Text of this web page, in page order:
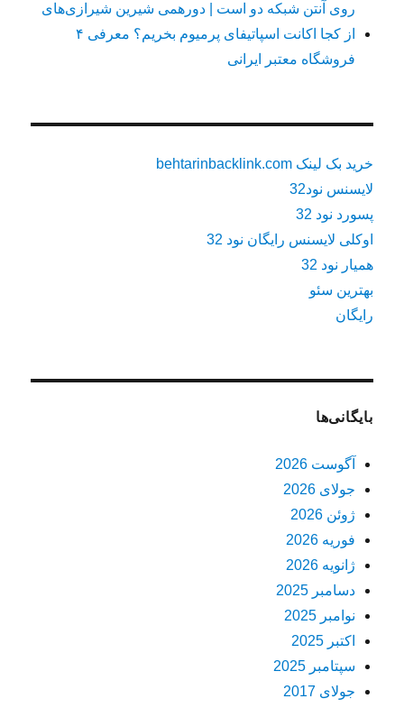
روی آنتن شبکه دو است | دورهمی شیرین شیرازی‌های
از کجا اکانت اسپاتیفای پرمیوم بخریم؟ معرفی ۴
فروشگاه معتبر ایرانی
خرید بک لینک behtarinbacklink.com
لایسنس نود32
پسورد نود 32
اوکلی لایسنس رایگان نود 32
همیار نود 32
بهترین سئو
رایگان
بایگانی‌ها
آگوست 2026
جولای 2026
ژوئن 2026
فوریه 2026
ژانویه 2026
دسامبر 2025
نوامبر 2025
اکتبر 2025
سپتامبر 2025
جولای 2017